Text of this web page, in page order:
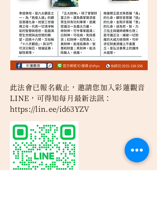
此法會已報名截止，邀請您加入彩蓮觀音
LINE，可得知每月最新法訊：
https://lin.ee/id63YZV